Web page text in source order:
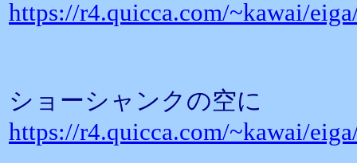
https://r4.quicca.com/~kawai/
ショーシャンクの空に
https://r4.quicca.com/~kawai/